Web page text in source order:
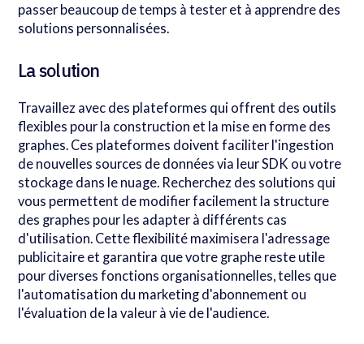
passer beaucoup de temps à tester et à apprendre des
solutions personnalisées.
La solution
Travaillez avec des plateformes qui offrent des outils
flexibles pour la construction et la mise en forme des
graphes. Ces plateformes doivent faciliter l'ingestion
de nouvelles sources de données via leur SDK ou votre
stockage dans le nuage. Recherchez des solutions qui
vous permettent de modifier facilement la structure
des graphes pour les adapter à différents cas
d'utilisation. Cette flexibilité maximisera l'adressage
publicitaire et garantira que votre graphe reste utile
pour diverses fonctions organisationnelles, telles que
l'automatisation du marketing d'abonnement ou
l'évaluation de la valeur à vie de l'audience.